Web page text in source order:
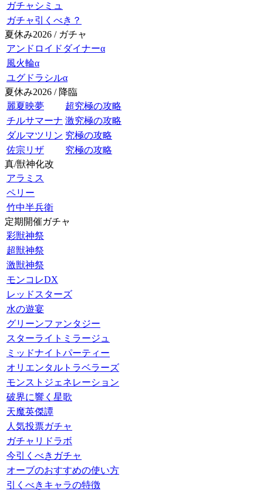
ガチャシミュ
ガチャ引くべき？
夏休み2026 / ガチャ
アンドロイドダイナーα
風火輪α
ユグドラシルα
夏休み2026 / 降臨
麗夏映夢
超究極の攻略
チルサマーナ 激究極の攻略
ダルマツリン 究極の攻略
佐宗リザ
究極の攻略
真/獣神化改
アラミス
ペリー
竹中半兵衛
定期開催ガチャ
彩獣神祭
超獣神祭
激獣神祭
モンコレDX
レッドスターズ
水の遊宴
グリーンファンタジー
スターライトミラージュ
ミッドナイトパーティー
オリエンタルトラベラーズ
モンストジェネレーション
破界に響く星歌
天魔英傑譚
人気投票ガチャ
ガチャリドラボ
今引くべきガチャ
オーブのおすすめの使い方
引くべきキャラの特徴